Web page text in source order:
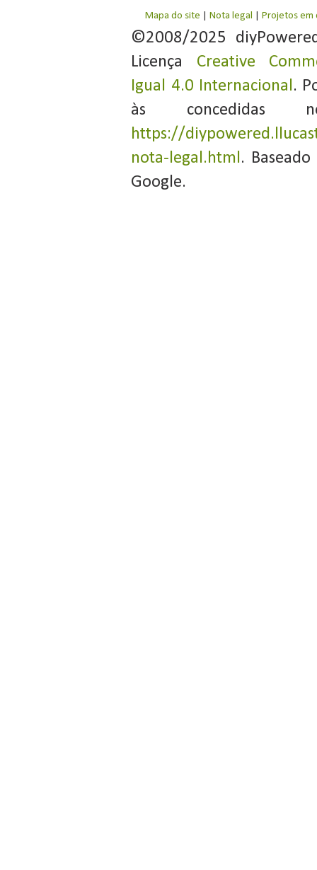
Mapa do site Nota legal Projetos em
©2008/2025
Licença Creative
Igual 4.0 Internacional.
às concedidas
https://
nota-legal.html.
Google.